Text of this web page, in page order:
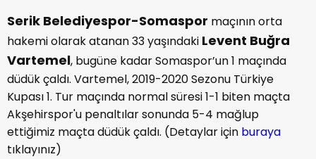
Serik Belediyespor-Somaspor maçının orta
hakemi olarak atanan 33 yaşındaki Levent Buğra
Vartemel, bugüne kadar Somaspor’un 1 maçında
düdük çaldı. Vartemel, 2019-2020 Sezonu Türkiye
Kupası 1. Tur maçında normal süresi 1-1 biten maçta
Akşehirspor'u penaltılar sonunda 5-4 mağlup
ettiğimiz maçta düdük çaldı. (Detaylar için buraya
tıklayınız)